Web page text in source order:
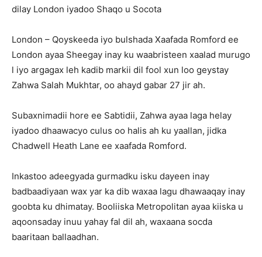
dilay London iyadoo Shaqo u Socota
London – Qoyskeeda iyo bulshada Xaafada Romford ee
London ayaa Sheegay inay ku waabristeen xaalad murugo
l iyo argagax leh kadib markii dil fool xun loo geystay
Zahwa Salah Mukhtar, oo ahayd gabar 27 jir ah.
Subaxnimadii hore ee Sabtidii, Zahwa ayaa laga helay
iyadoo dhaawacyo culus oo halis ah ku yaallan, jidka
Chadwell Heath Lane ee xaafada Romford.
Inkastoo adeegyada gurmadku isku dayeen inay
badbaadiyaan wax yar ka dib waxaa lagu dhawaaqay inay
goobta ku dhimatay. Booliiska Metropolitan ayaa kiiska u
aqoonsaday inuu yahay fal dil ah, waxaana socda
baaritaan ballaadhan.